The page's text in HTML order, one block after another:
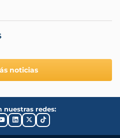
noticias
nuestras redes: